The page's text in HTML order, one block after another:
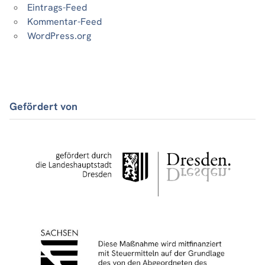
Eintrags-Feed
Kommentar-Feed
WordPress.org
Gefördert von